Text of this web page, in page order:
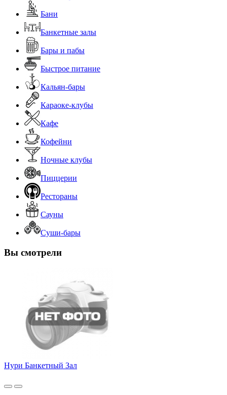
Бани
Банкетные залы
Бары и пабы
Быстрое питание
Кальян-бары
Караоке-клубы
Кафе
Кофейни
Ночные клубы
Пиццерии
Рестораны
Сауны
Суши-бары
Вы смотрели
Нури Банкетный Зал